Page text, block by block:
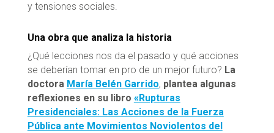
y tensiones sociales.
Una obra que analiza la historia
¿Qué lecciones nos da el pasado y qué acciones
se deberían tomar en pro de un mejor futuro? La
doctora María Belén Garrido, plantea algunas
reflexiones en su libro «Rupturas
Presidenciales: Las Acciones de la Fuerza
Pública ante Movimientos Noviolentos del